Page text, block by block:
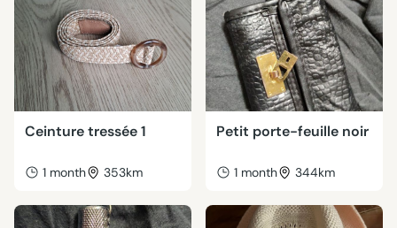
Ceinture tressée 1
1 month 353km
Petit porte-feuille noir
1 month 344km